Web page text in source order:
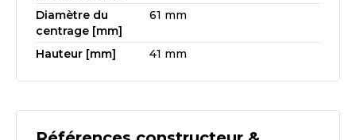
Diamètre du
centrage [mm]
61 mm
Hauteur [mm] 41 mm